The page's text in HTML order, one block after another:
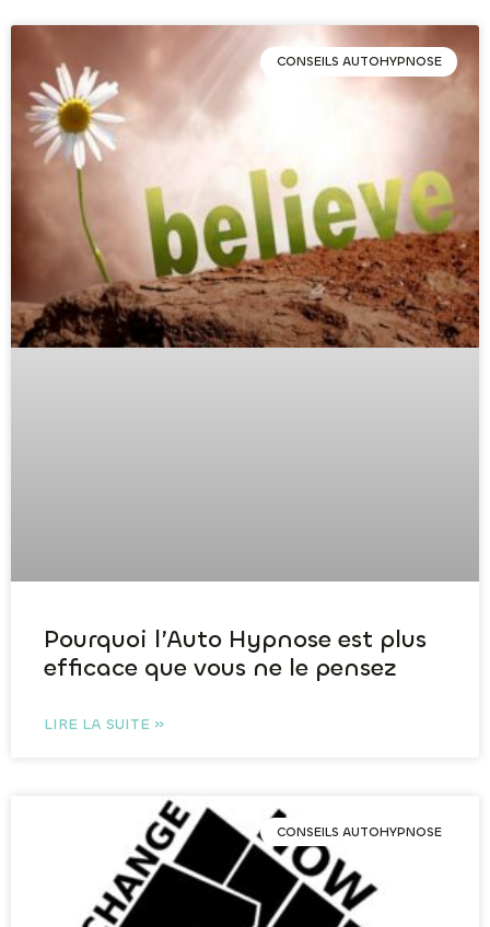
CONSEILS AUTOHYPNOSE
Pourquoi l’Auto Hypnose est plus
efficace que vous ne le pensez
LIRE LA SUITE »
CONSEILS AUTOHYPNOSE